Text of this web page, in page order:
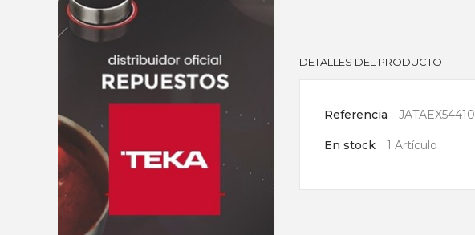
DETALLES DEL PRODUCTO
Referencia JATAEX54410
En stock 1 Artículo